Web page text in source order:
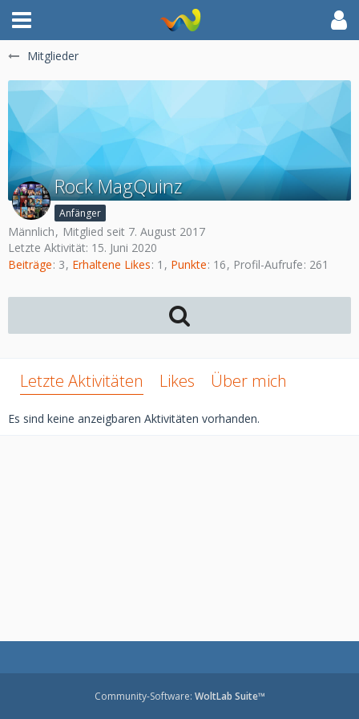
Mitglieder
Rock MagQuinz
Anfänger
Männlich
Mitglied seit 7. August 2017
Letzte Aktivität: 15. Juni 2020
Beiträge 3 Erhaltene Likes 1 Punkte 16 Profil-Aufrufe 261
Letzte Aktivitäten Likes Über mich
Es sind keine anzeigbaren Aktivitäten vorhanden.
Community-Software: WoltLab Suite™